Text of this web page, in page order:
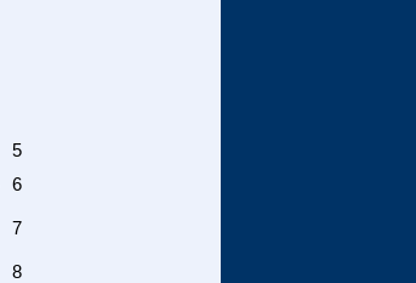
5
6
7
8